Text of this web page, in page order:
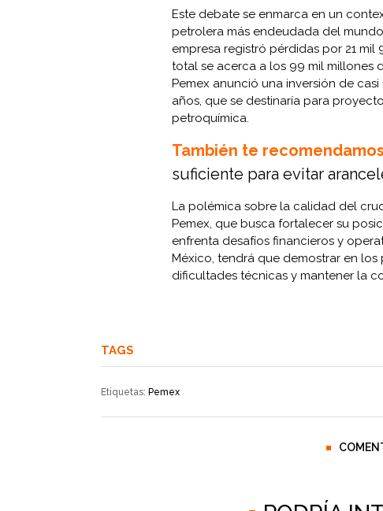
Este debate se enmarca en un
petrolera más endeudada del
empresa registró pérdidas por 21 mil
total se acerca a los 99 mil millones
Pemex anunció una inversión de
años, que se destinaría para
petroquímica.
También te
suficiente para evitar
La polémica sobre la calidad del
Pemex, que busca fortalecer su
enfrenta desafíos financieros y
México, tendrá que demostrar en
dificultades técnicas y mantener la
TAGS
Etiquetas: Pemex